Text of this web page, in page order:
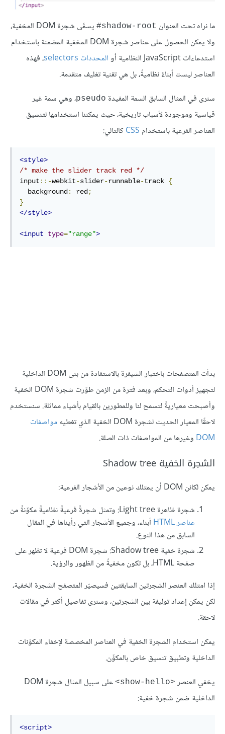
ما نراه تحت العنوان shadow-root#
يسمَّى شجرة DOM المخفية،
ولا يمكن الحصول على عناصر شجرة DOM المخفية المضمنة باستخدام
استدعاءات JavaScript النظامية أو
المحددات selectors
، فهذه
العناصر ليست أبناءً نظاميةً، بل هي تقنية تغليف متقدمة.
سنرى في المثال السابق السمة المفيدة pseudo، وهي سمة غير
قياسية وموجودة لأسباب تاريخية، حيث يمكننا استخدامها لتنسيق
العناصر الفرعية باستخدام CSSكالتالي:
<style>
/* make the slider track red */
input ::-webkit-slider-runnable-track {
  background
: red;
}
</style>
<input type="range">
بدأت المتصفحات باختبار الشيفرة بالاستفادة من بنى DOM الداخلية
لتجهيز أدوات التحكم، وبعد فترة من الزمن طوّرت شجرة DOM الخفية
وأصبحت معياريةً لتسمح لنا وللمطورين بالقيام بأشياء مماثلة. سنستخدم
لاحقًا المعيار الحديث لشجرة DOM الخفية الذي تغطيه
مواصفات
DOM وغيرها من المواصفات ذات الصلة.
الشجرة الخفية Shadow tree
يمكن لكائن DOM أن يمتلك نوعين من الأشجار الفرعية:
شجرة ظاهرة Light tree: وتمثل شجرةً فرعيةً نظاميةً مكوّنةً من
عناصر HTML
أبناء، وجميع الأشجار التي رأيناها في المقال
السابق من هذا النوع.
شجرة خفية Shadow tree: شجرة DOM فرعية لا تظهر على
صفحة HTML، بل تكون مخفيةً من الظهور والرؤية.
إذا امتلك العنصر الشجرتين السابقتين فسيصيّر المتصفح الشجرة الخفية،
لكن يمكن إعداد توليفة بين الشجرتين، وسنرى تفاصيل أكثر في مقالات
لاحقة.
يمكن استخدام الشجرة الخفية في العناصر المخصصة لإخفاء المكوّنات
الداخلية وتطبيق تنسيق خاص بالمكوِّن.
يخفي العنصر <show-hello>
على سبيل المثال شجرة DOM
الداخلية ضمن شجرة خفية:
<script>